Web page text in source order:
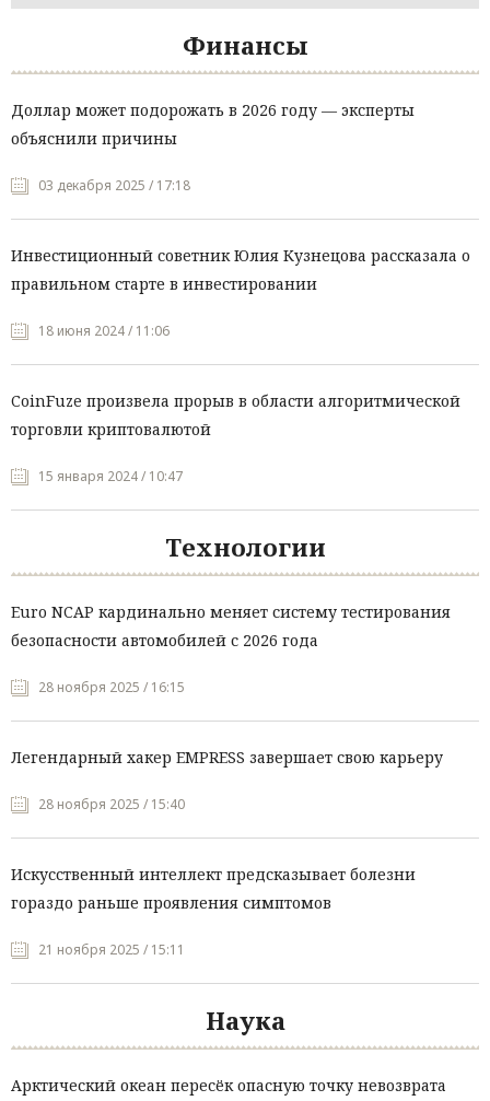
Финансы
Доллар может подорожать в 2026 году — эксперты
объяснили причины
03 декабря 2025 / 17:18
Инвестиционный советник Юлия Кузнецова рассказала о
правильном старте в инвестировании
18 июня 2024 / 11:06
CoinFuze произвела прорыв в области алгоритмической
торговли криптовалютой
15 января 2024 / 10:47
Технологии
Euro NCAP кардинально меняет систему тестирования
безопасности автомобилей с 2026 года
28 ноября 2025 / 16:15
Легендарный хакер EMPRESS завершает свою карьеру
28 ноября 2025 / 15:40
Искусственный интеллект предсказывает болезни
гораздо раньше проявления симптомов
21 ноября 2025 / 15:11
Наука
Арктический океан пересёк опасную точку невозврата